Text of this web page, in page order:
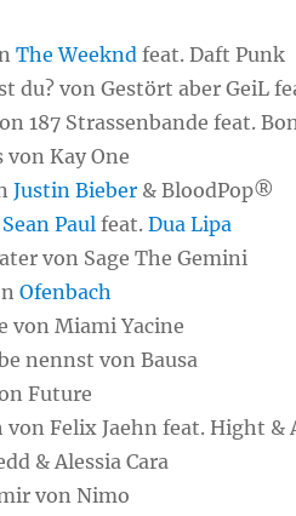
The Weeknd feat. Daft Punk
du? von Gestört aber GeiL
187 Strassenbande feat.
von Kay One
Justin Bieber & BloodPop®
Sean Paul feat.Dua Lipa
von Sage The Gemini
Ofenbach
von Miami Yacine
nennst von Bausa
Future
von Felix Jaehn feat. Hight &
& Alessia Cara
von Nimo